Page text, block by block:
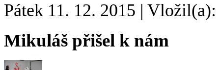
Pátek 11. 12. 2015 |
Mikuláš přišel k nám